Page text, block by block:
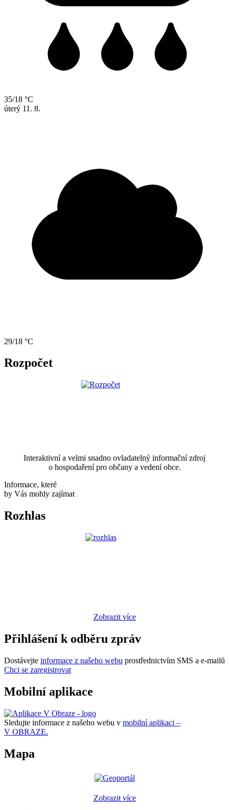
35/18 °C
úterý 11. 8.
29/18 °C
Rozpočet
Interaktivní a velmi snadno ovladatelný informační zdroj
o hospodaření pro občany a vedení obce.
Informace, které
by Vás mohly zajímat
Rozhlas
Zobrazit více
Přihlášení k odběru zpráv
Dostávejte informace z našeho webu prostřednictvím SMS a e-mailů
Chci se zaregistrovat
Mobilní aplikace
Sledujte informace z našeho webu v mobilní aplikaci –
V OBRAZE.
Mapa
Zobrazit více